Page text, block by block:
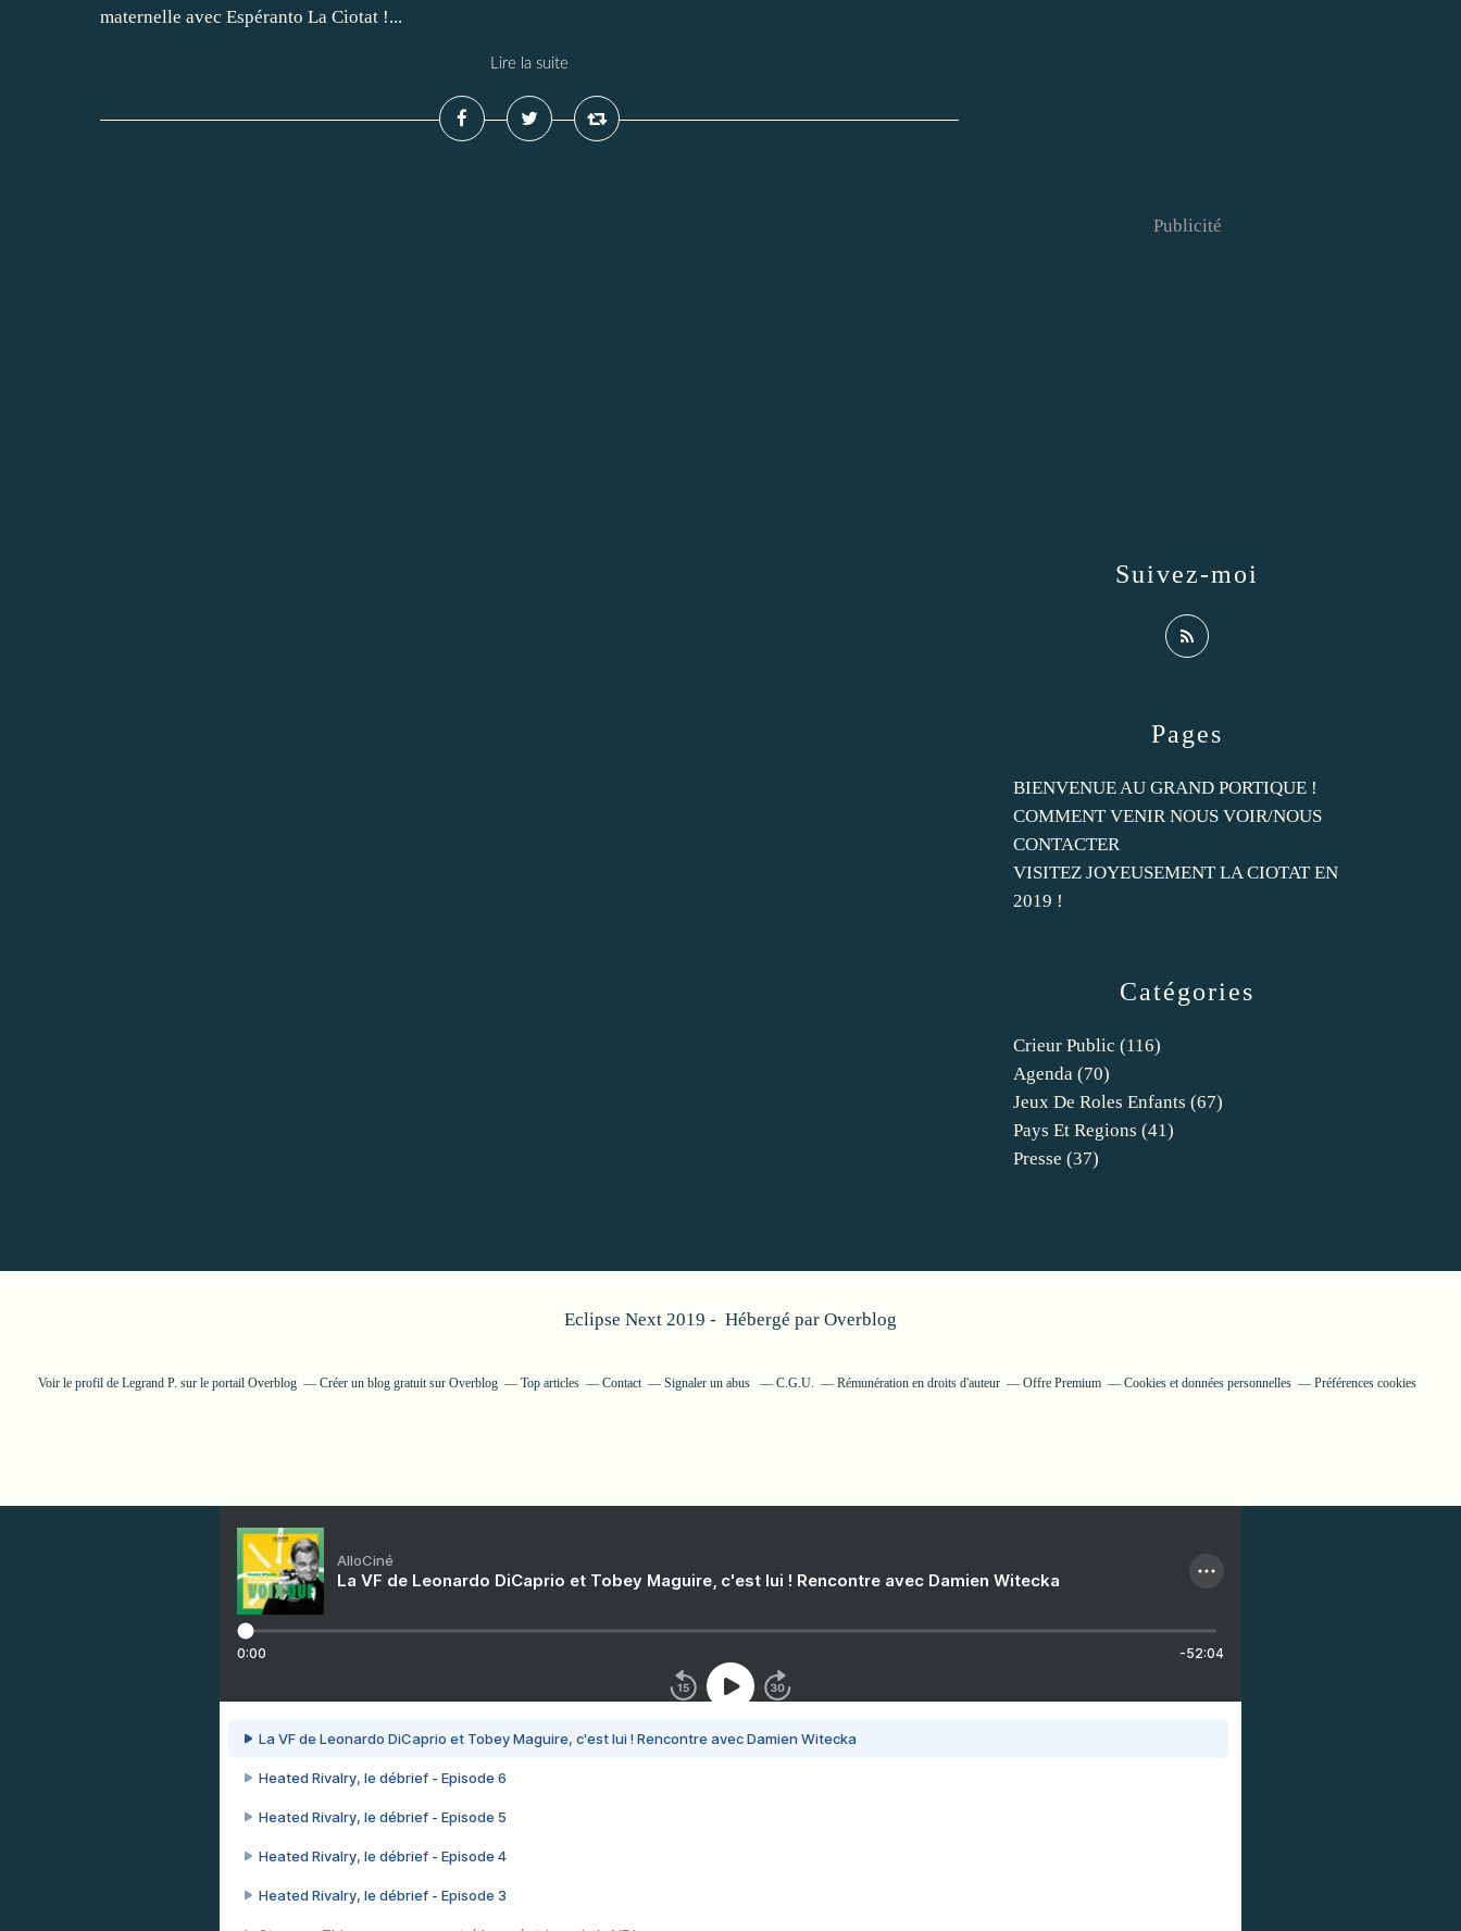
maternelle avec Espéranto La Ciotat !...
Lire la suite
Catégories
Crieur Public (116)
Agenda (70)
Jeux De Roles Enfants (67)
Pays Et Regions (41)
Presse (37)
Pages
BIENVENUE AU GRAND PORTIQUE !
COMMENT VENIR NOUS VOIR/NOUS
CONTACTER
VISITEZ JOYEUSEMENT LA CIOTAT EN
2019 !
Suivez-moi
Publicité
Eclipse Next 2019 - Hébergé par Overblog
Voir le profil de Legrand P. sur le portail Overblog Créer un blog gratuit sur Overblog Top articles Contact Signaler un abus C.G.U. Rémunération en droits d'auteur Offre Premium Cookies et données personnelles Préférences cookies
AlloCiné
La VF de Leonardo DiCaprio et Tobey Maguire, c'est lui ! Rencontre avec Damien Witecka
0:00 -52:04
La VF de Leonardo DiCaprio et Tobey Maguire, c'est lui ! Rencontre avec Damien Witecka
Heated Rivalry, le débrief - Episode 6
Heated Rivalry, le débrief - Episode 5
Heated Rivalry, le débrief - Episode 4
Heated Rivalry, le débrief - Episode 3